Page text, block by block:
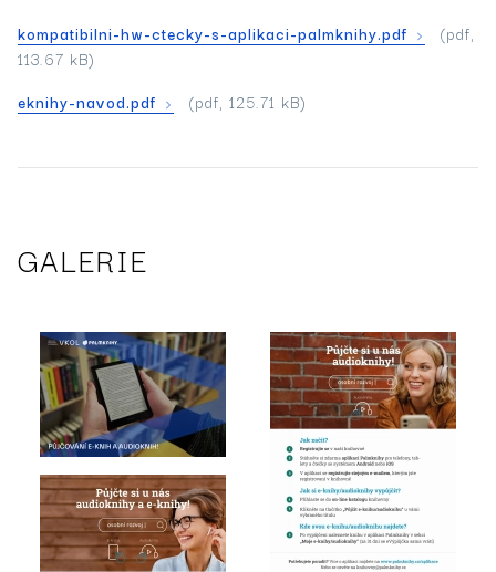
kompatibilni-hw-ctecky-s-aplikaci-palmknihy.pdf
(pdf,
113.67 kB)
eknihy-navod.pdf
(pdf, 125.71 kB)
GALERIE